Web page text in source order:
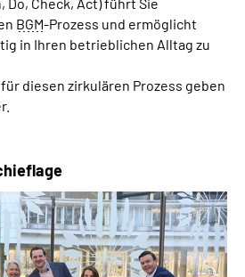
BGM-Prozess und ermöglicht
in Ihren betrieblichen Alltag zu
diesen zirkulären Prozess geben